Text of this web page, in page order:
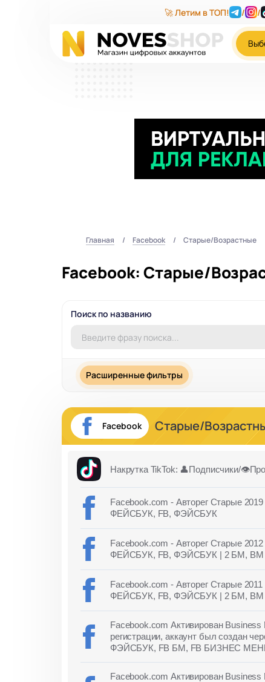
🚀 Летим в ТОП! / /
Главная Facebook Старые/Возрастные
Facebook: Старые/
Поиск по названию
Расширенные фильтры
Facebook Старые/
Накрутка TikTok: 👤Подписчики/
Facebook.com - Авторег Старые
ФЕЙСБУК, FB, ФЭЙСБУК
Facebook.com - Авторег Старые
ФЕЙСБУК, FB, ФЭЙСБУК | 2 БМ, BM
Facebook.com - Авторег Старые
ФЕЙСБУК, FB, ФЭЙСБУК | 2 БМ, BM
Facebook.com Активирован
регистрации, аккаунт был создан
ФЭЙСБУК, FB БМ, FB БИЗНЕС
Facebook.com Активирован